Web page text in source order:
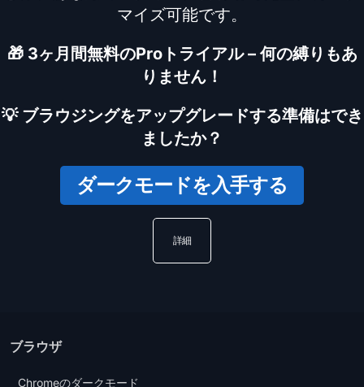
マイズ可能です。
🎁 3ヶ月間無料のProトライアル – 何の縛りもあ
りません！
💡 ブラウジングをアップグレードする準備はでき
ましたか？
ダークモードを入手する
詳細
ブラウザ
Chromeのダークモード